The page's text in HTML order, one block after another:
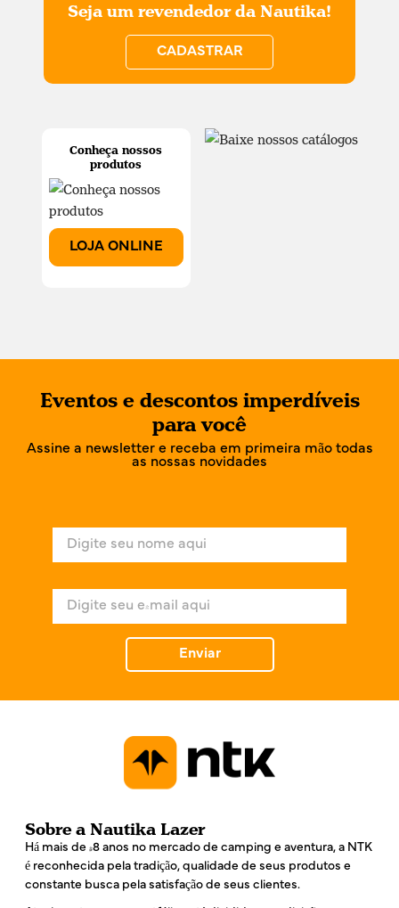
Conheça nossos
produtos
LOJA ONLINE
Seja um revendedor da Nautika!
CADASTRAR
Eventos e descontos imperdíveis
para você
Assine a newsletter e receba em primeira mão todas
as nossas novidades
e
*
Enviar
Sobre a Nautika Lazer
Há mais de 48 anos no mercado de camping e aventura, a NTK
é reconhecida pela tradição, qualidade de seus produtos e
constante busca pela satisfação de seus clientes.